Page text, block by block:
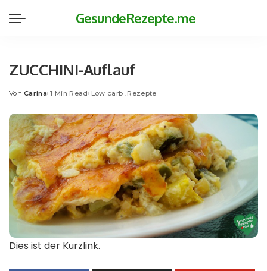
GesundeRezepte.me
ZUCCHINI-Auflauf
Posted
Von Carina 1 Min Read Low carb Rezepte
Dies ist der Kurzlink.